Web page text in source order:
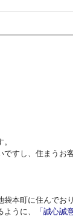
すし、住まうお
本町に住んでおり
うに、
「誠心誠